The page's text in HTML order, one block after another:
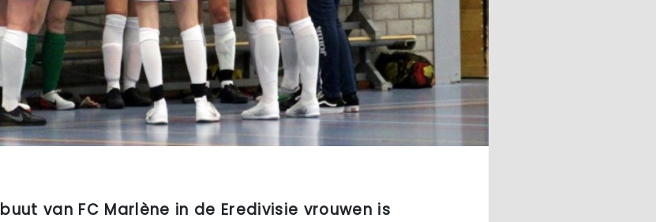
van FC Marlène in de Eredivisie vrouwen is